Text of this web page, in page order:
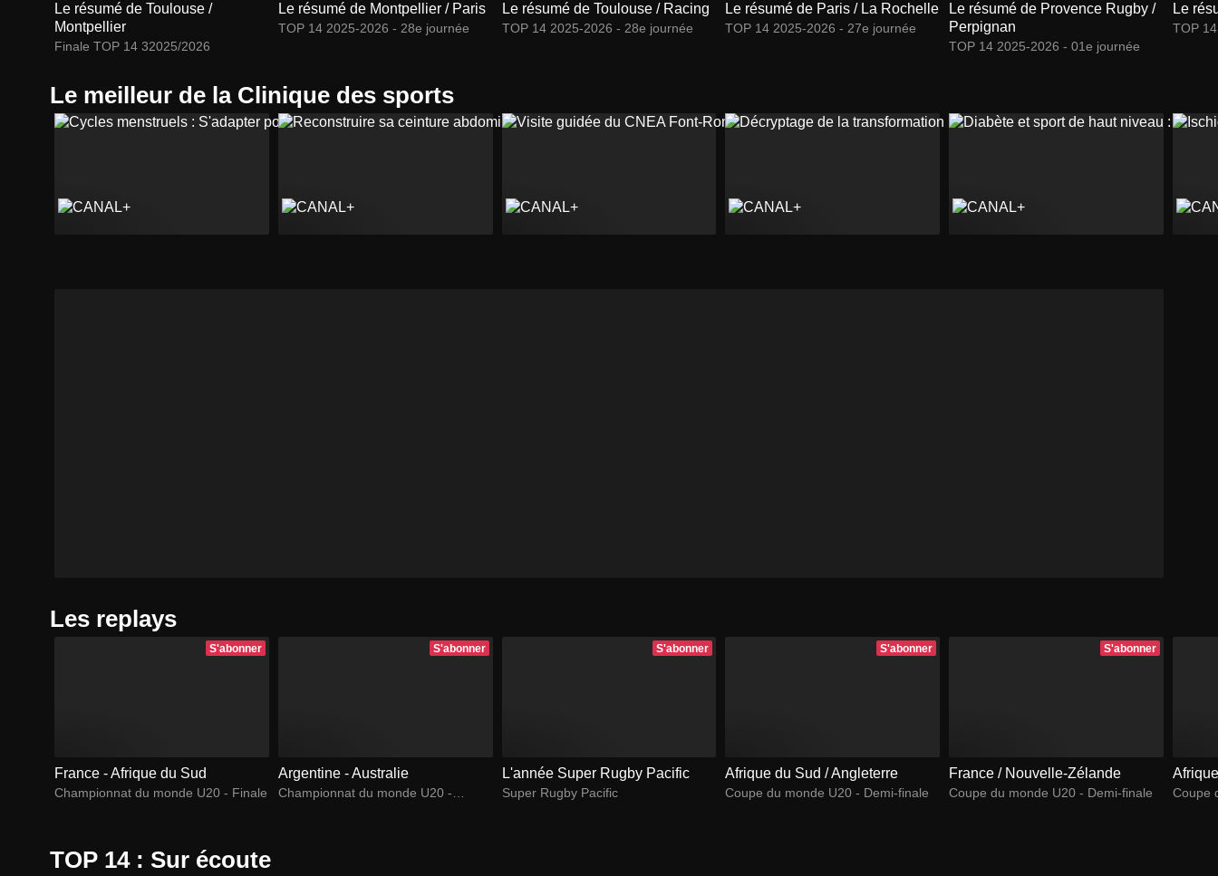
Le résumé de Toulouse /
Montpellier
Finale TOP 14 32025/2026
Le résumé de Montpellier / Paris
TOP 14 2025-2026 - 28e journée
Le résumé de Toulouse / Racing
TOP 14 2025-2026 - 28e journée
Le résumé de Paris / La Rochelle
TOP 14 2025-2026 - 27e journée
Le résumé de Provence Rugby /
Perpignan
TOP 14 2025-2026 - 01e journée
Le
TOP
Le meilleur de la Clinique des sports
Les replays
S'abonner
France - Afrique du Sud
Championnat du monde U20 - Finale
S'abonner
Argentine - Australie
Championnat du monde U20 -
S'abonner
L'année Super Rugby Pacific
Super Rugby Pacific
S'abonner
Afrique du Sud / Angleterre
Coupe du monde U20 - Demi-finale
S'abonner
France / Nouvelle-Zélande
Coupe du monde U20 - Demi-finale
Coupe
TOP 14 : Sur écoute